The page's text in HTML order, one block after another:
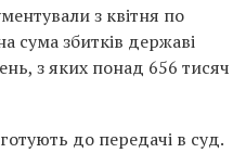
з квітня по
сума збитків державі
з яких понад 656 тисяч
до передачі в суд.